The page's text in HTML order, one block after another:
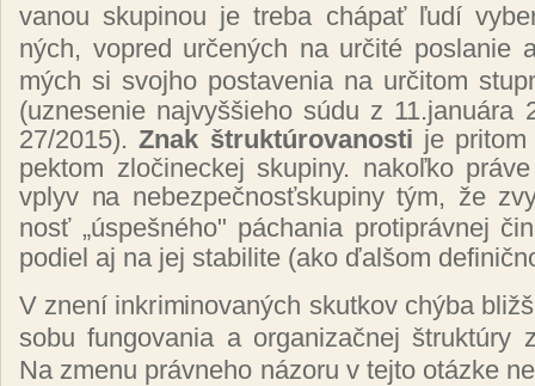
va­nou sku­pi­nou je tre­ba chá­pať ľu­dí
ných, vop­red ur­če­ných na ur­či­té pos­la­nie
mých si svoj­ho pos­ta­ve­nia na ur­či­tom
(uz­ne­se­nie naj­vyš­šie­ho sú­du z 11.ja­nuá­ra
27/2015).Znak štruk­tú­ro­va­nos­ti je
pek­tom zlo­či­nec­kej sku­pi­ny. na­koľ­ko
vplyv na ne­bez­peč­nos­ťsku­pi­ny tým, že
nosť „ús­peš­né­ho" pá­chania proti­práv­nej
po­diel aj na jej sta­bi­li­te (ako ďal­šom
V zne­ní in­kri­mi­no­va­ných skut­kov chý­ba
so­bu fun­go­va­nia a or­ga­ni­zač­nej štruk­tú­ry
Na zme­nu práv­ne­ho ná­zo­ru v tej­to otáz­ke